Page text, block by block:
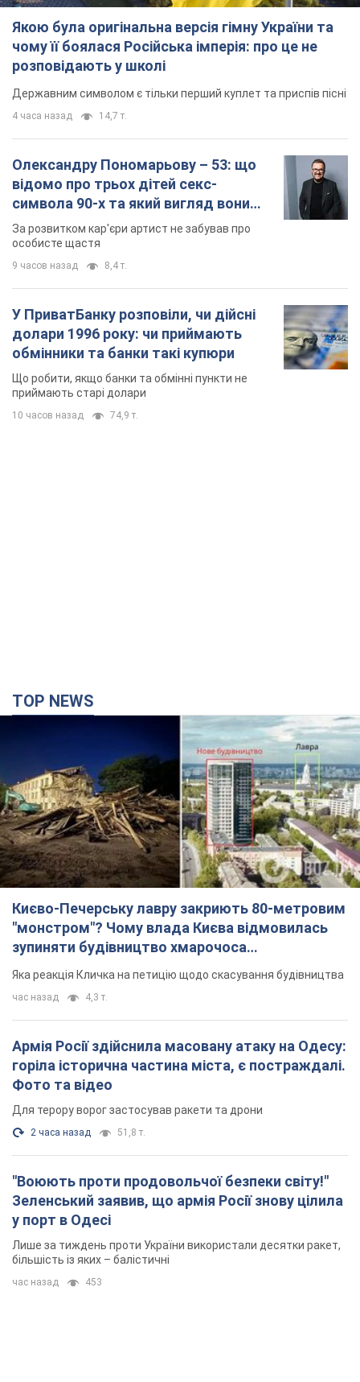
Якою була оригінальна версія гімну України та
чому її боялася Російська імперія: про це не
розповідають у школі
Державним символом є тільки перший куплет та приспів пісні
4 часа назад 14,7 т.
Олександру Пономарьову – 53: що
відомо про трьох дітей секс-
символа 90-х та який вигляд вони
мають
За розвитком кар'єри артист не забував про
особисте щастя
9 часов назад 8,4 т.
У ПриватБанку розповіли, чи дійсні
долари 1996 року: чи приймають
обмінники та банки такі купюри
Що робити, якщо банки та обмінні пункти не
приймають старі долари
10 часов назад 74,9 т.
TOP NEWS
Києво-Печерську лавру закриють 80-метровим
"монстром"? Чому влада Києва відмовилась
зупиняти будівництво хмарочоса
"московського вірянина"
Яка реакція Кличка на петицію щодо скасування будівництва
час назад 4,3 т.
Армія Росії здійснила масовану атаку на Одесу:
горіла історична частина міста, є постраждалі.
Фото та відео
Для терору ворог застосував ракети та дрони
2 часа назад 51,8 т.
"Воюють проти продовольчої безпеки світу!"
Зеленський заявив, що армія Росії знову цілила
у порт в Одесі
Лише за тиждень проти України використали десятки ракет,
більшість із яких – балістичні
час назад 453